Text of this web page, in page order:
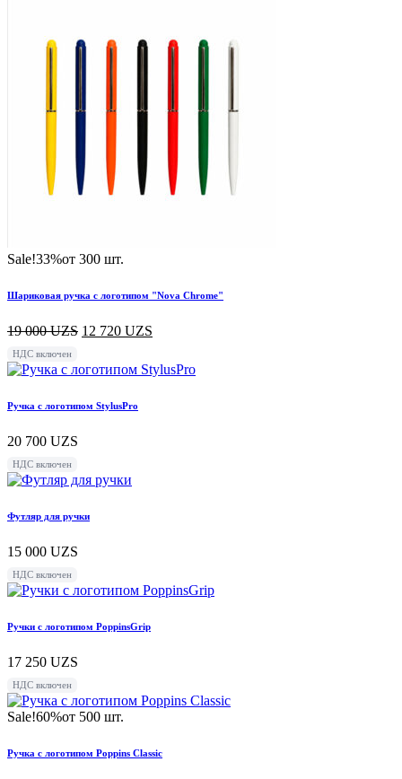
Sale!33%от 300 шт.
Шариковая ручка с логотипом "Nova Chrome"
19 000UZS 12 720 UZS
НДС включен
Ручка с логотипом StylusPro
20 700 UZS
НДС включен
Футляр для ручки
15 000 UZS
НДС включен
Ручки с логотипом PoppinsGrip
17 250 UZS
НДС включен
Sale!60%от 500 шт.
Ручка с логотипом Poppins Classic